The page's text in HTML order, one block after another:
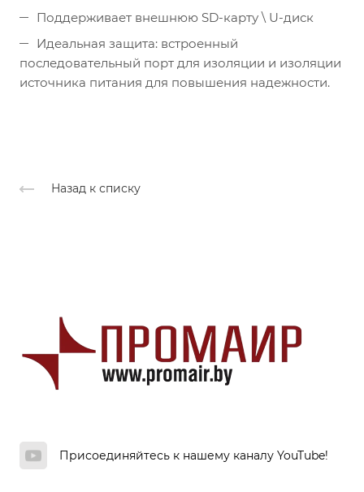
Поддерживает внешнюю SD-карту \ U-диск
Идеальная защита: встроенный
последовательный порт для изоляции и изоляции
источника питания для повышения надежности.
Назад к списку
Присоединяйтесь к нашему каналу YouTube!